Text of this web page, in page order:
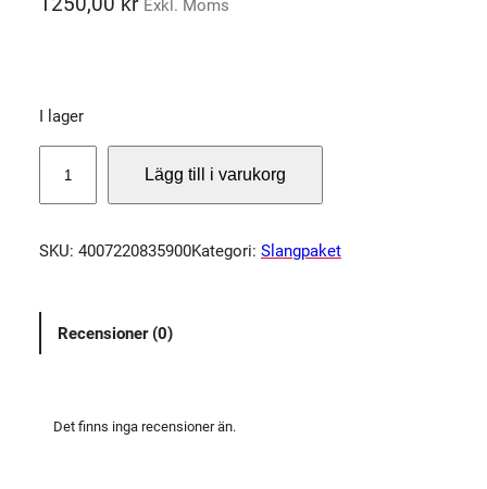
Exkl. Moms
I lager
a
g
a
Lägg till i varukorg
SKU: 4007220835900Kategori: Slangpaket
Recensioner (0)
Det finns inga recensioner än.